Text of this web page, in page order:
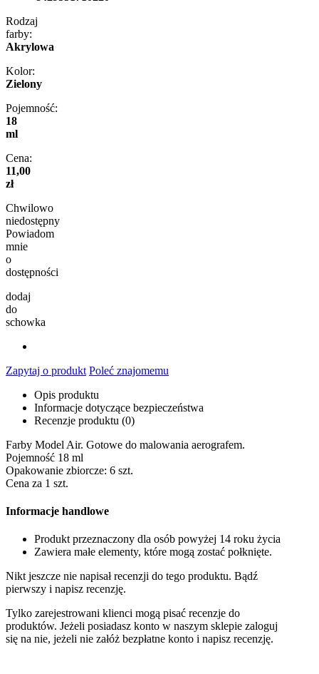
Rodzaj
farby:
Akrylowa
Kolor:
Zielony
Pojemność:
18
ml
Cena:
11,00
zł
Chwilowo
niedostępny
Powiadom
mnie
o
dostępności
dodaj
do
schowka
Zapytaj o produkt Poleć znajomemu
Opis produktu
Informacje dotyczące bezpieczeństwa
Recenzje produktu (0)
Farby Model Air. Gotowe do malowania aerografem.
Pojemność 18 ml
Opakowanie zbiorcze: 6 szt.
Cena za 1 szt.
Informacje handlowe
Produkt przeznaczony dla osób powyżej 14 roku życia
Zawiera małe elementy, które mogą zostać połknięte.
Nikt jeszcze nie napisał recenzji do tego produktu. Bądź
pierwszy i napisz recenzję.
Tylko zarejestrowani klienci mogą pisać recenzje do
produktów. Jeżeli posiadasz konto w naszym sklepie zaloguj
się na nie, jeżeli nie załóż bezpłatne konto i napisz recenzję.